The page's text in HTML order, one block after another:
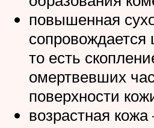
повышенная
то есть
омертвевших
поверхности
возрастная кожа